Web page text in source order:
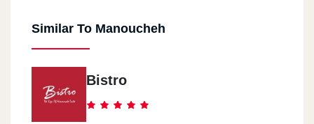
October
El Shekh Zayd
Amricana Plaza Mall
Similar To Manoucheh
Bistro